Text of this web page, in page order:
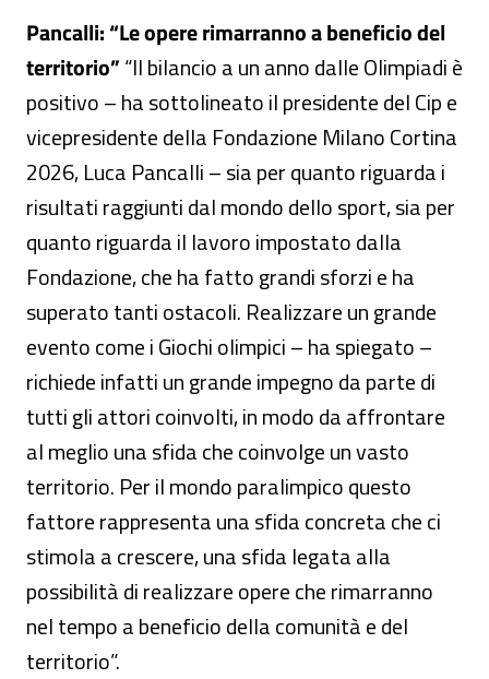
Pancalli: “Le opere rimarranno a beneficio del
territorio”“Il bilancio a un anno dalle Olimpiadi è
positivo – ha sottolineato il presidente del Cip e
vicepresidente della Fondazione Milano Cortina
2026, Luca Pancalli – sia per quanto riguarda i
risultati raggiunti dal mondo dello sport, sia per
quanto riguarda il lavoro impostato dalla
Fondazione, che ha fatto grandi sforzi e ha
superato tanti ostacoli. Realizzare un grande
evento come i Giochi olimpici – ha spiegato –
richiede infatti un grande impegno da parte di
tutti gli attori coinvolti, in modo da affrontare
al meglio una sfida che coinvolge un vasto
territorio. Per il mondo paralimpico questo
fattore rappresenta una sfida concreta che ci
stimola a crescere, una sfida legata alla
possibilità di realizzare opere che rimarranno
nel tempo a beneficio della comunità e del
territorio”.